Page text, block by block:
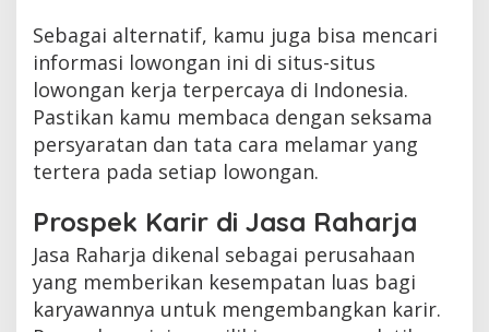
Sebagai alternatif, kamu juga bisa mencari
informasi lowongan ini di situs-situs
lowongan kerja terpercaya di Indonesia.
Pastikan kamu membaca dengan seksama
persyaratan dan tata cara melamar yang
tertera pada setiap lowongan.
Prospek Karir di Jasa Raharja
Jasa Raharja dikenal sebagai perusahaan
yang memberikan kesempatan luas bagi
karyawannya untuk mengembangkan karir.